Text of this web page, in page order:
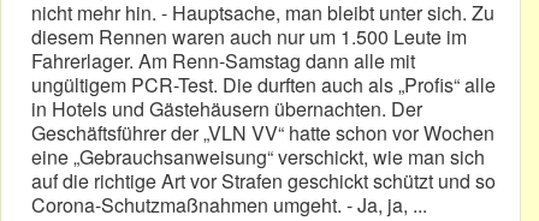
nicht mehr hin. - Hauptsache, man bleibt unter sich. Zu
diesem Rennen waren auch nur um 1.500 Leute im
Fahrerlager. Am Renn-Samstag dann alle mit
ungültigem PCR-Test. Die durften auch als „Profis“ alle
in Hotels und Gästehäusern übernachten. Der
Geschäftsführer der „VLN VV“ hatte schon vor Wochen
eine „Gebrauchsanweisung“ verschickt, wie man sich
auf die richtige Art vor Strafen geschickt schützt und so
Corona-Schutzmaßnahmen umgeht. - Ja, ja, ...